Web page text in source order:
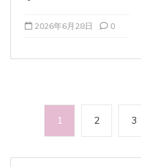
2026年6月28日 0
の
1 2 3